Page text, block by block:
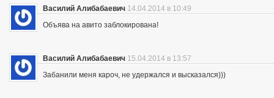
Василий Алибабаевич 14.04.2014 в 10:49
Объява на авито заблокирована!
Василий Алибабаевич 15.04.2014 в 13:57
Забанили меня кароч, не удержался и высказался)))